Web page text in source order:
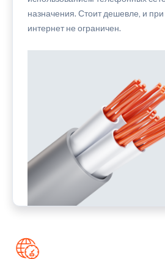
назначения. Стоит дешевле, и при
интернет не ограничен.